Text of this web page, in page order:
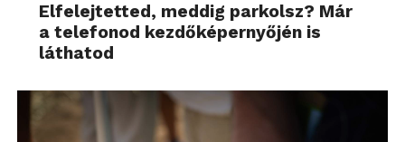
Elfelejtetted, meddig parkolsz? Már
a telefonod kezdőképernyőjén is
láthatod